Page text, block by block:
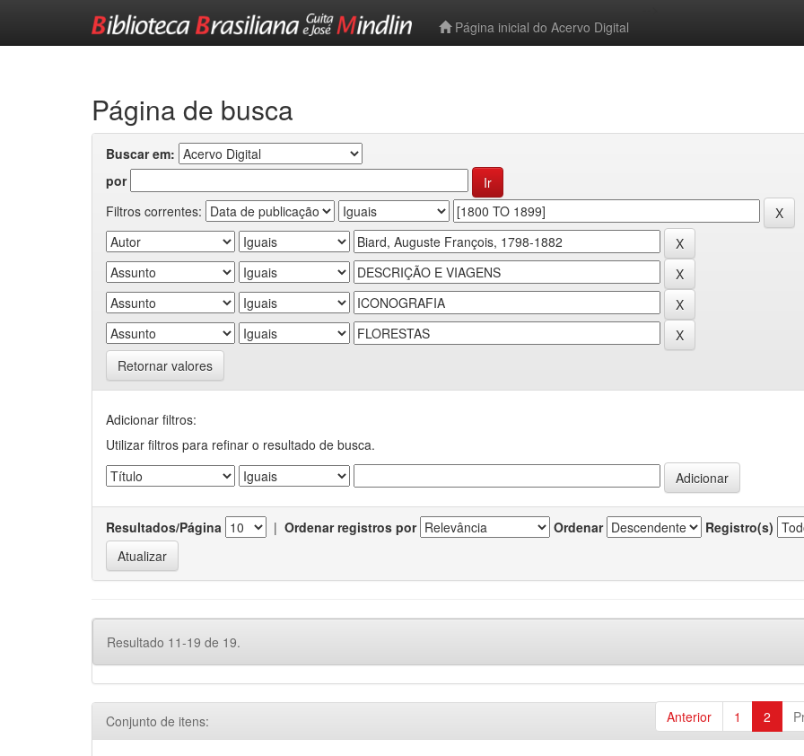
Página inicial do Acervo Digital
Página de busca
Buscar em:
por
Filtros correntes:
Retornar valores
Adicionar filtros:
Utilizar filtros para refinar o resultado de busca.
Resultados/Página | Ordenar registros por Ordenar Registro(s)
Resultado 11-19 de 19.
Anterior 1 2
Conjunto de itens: